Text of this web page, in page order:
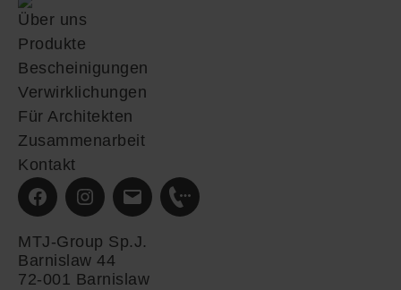
Über uns
Produkte
Bescheinigungen
Verwirklichungen
Für Architekten
Zusammenarbeit
Kontakt
FacebookInstagramEmail Phone
MTJ-Group Sp.J.
Barnislaw 44
72-001 Barnislaw